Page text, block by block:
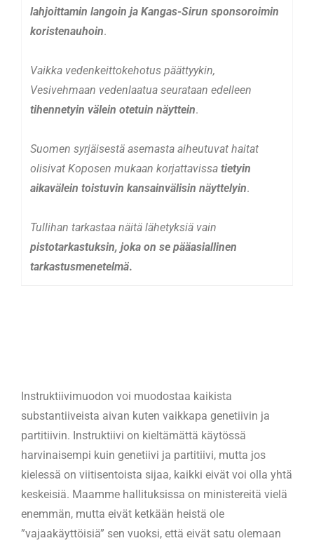
lahjoittamin langoin ja Kangas-Sirun sponsoroimin
koristenauhoin.
Vaikka vedenkeittokehotus päättyykin,
Vesivehmaan vedenlaatua seurataan edelleen
tihennetyin välein otetuin näyttein.
Suomen syrjäisestä asemasta aiheutuvat haitat
olisivat Koposen mukaan korjattavissa tietyin
aikavälein toistuvin kansainvälisin näyttelyin.
Tullihan tarkastaa näitä lähetyksiä vain
pistotarkastuksin, joka on se pääasiallinen
tarkastusmenetelmä.
Instruktiivimuodon voi muodostaa kaikista
substantiiveista aivan kuten vaikkapa genetiivin ja
partitiivin. Instruktiivi on kieltämättä käytössä
harvinaisempi kuin genetiivi ja partitiivi, mutta jos
kielessä on viitisentoista sijaa, kaikki eivät voi olla yhtä
keskeisiä. Maamme hallituksissa on ministereitä vielä
enemmän, mutta eivät ketkään heistä ole
”vajaakäyttöisiä” sen vuoksi, että eivät satu olemaan